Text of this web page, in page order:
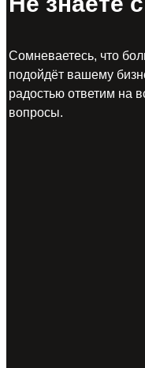
Сомневаетесь, что
подойдёт вашему
радостью ответим на
вопросы.